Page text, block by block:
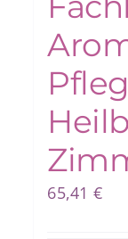
65,41 €